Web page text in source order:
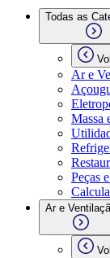
Todas as
Ar e
Massa
Peças
Ar e